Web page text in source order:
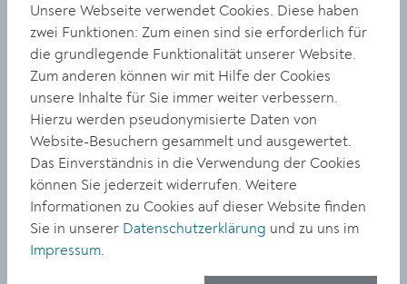
Der Niederösterreichische Archivtag ist das größte
Fachforum Niederösterreichs und richtet sich an alle
Archive, vom Landesarchiv über Kommunalarchive bis
hin zu Firmenarchiven. Der Archivtag fand heuer zum
13. Mal statt. Es nahmen rund 150 Personen daran teil.
www.krems.at/stadtarchiv
Unsere Webseite verwendet Cookies. Diese haben
zwei Funktionen: Zum einen sind sie erforderlich für
die grundlegende Funktionalität unserer Website.
Zum anderen können wir mit Hilfe der Cookies
unsere Inhalte für Sie immer weiter verbessern.
Hierzu werden pseudonymisierte Daten von
Website-Besuchern gesammelt und ausgewertet.
Das Einverständnis in die Verwendung der Cookies
können Sie jederzeit widerrufen. Weitere
Informationen zu Cookies auf dieser Website finden
Sie in unserer Datenschutzerklärung und zu uns im
Impressum.